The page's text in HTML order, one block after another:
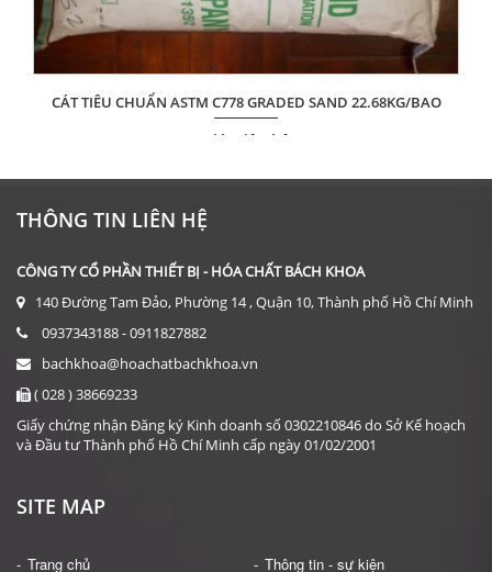
CÁT TIÊU CHUẨN ASTM C778 GRADED SAND 22.68KG/BAO
Giá: Liên hệ
ĐẶT HÀNG
THÔNG TIN LIÊN HỆ
CÔNG TY CỔ PHẦN THIẾT BỊ - HÓA CHẤT BÁCH KHOA
140 Đường Tam Đảo, Phường 14 , Quận 10, Thành phố Hồ Chí Minh
0937343188 - 0911827882
bachkhoa@hoachatbachkhoa.vn
( 028 ) 38669233
Giấy chứng nhận Đăng ký Kinh doanh số 0302210846 do Sở Kế hoạch
và Đầu tư Thành phố Hồ Chí Minh cấp ngày 01/02/2001
SITE MAP
Trang chủ
Thông tin - sự kiện